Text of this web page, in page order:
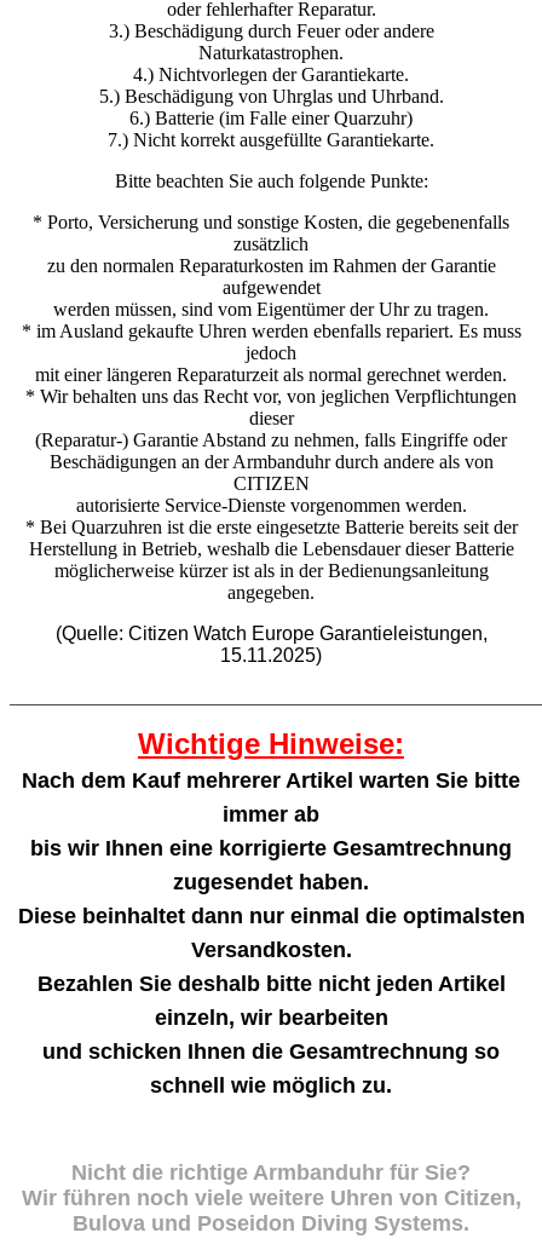
oder fehlerhafter Reparatur.
3.) Beschädigung durch Feuer oder andere
Naturkatastrophen.
4.) Nichtvorlegen der Garantiekarte.
5.) Beschädigung von Uhrglas und Uhrband.
6.) Batterie (im Falle einer Quarzuhr)
7.) Nicht korrekt ausgefüllte Garantiekarte.
Bitte beachten Sie auch folgende Punkte:
* Porto, Versicherung und sonstige Kosten, die gegebenenfalls
zusätzlich
zu den normalen Reparaturkosten im Rahmen der Garantie
aufgewendet
werden müssen, sind vom Eigentümer der Uhr zu tragen.
* im Ausland gekaufte Uhren werden ebenfalls repariert. Es muss
jedoch
mit einer längeren Reparaturzeit als normal gerechnet werden.
* Wir behalten uns das Recht vor, von jeglichen Verpflichtungen
dieser
(Reparatur-) Garantie Abstand zu nehmen, falls Eingriffe oder
Beschädigungen an der Armbanduhr durch andere als von
CITIZEN
autorisierte Service-Dienste vorgenommen werden.
* Bei Quarzuhren ist die erste eingesetzte Batterie bereits seit der
Herstellung in Betrieb, weshalb die Lebensdauer dieser Batterie
möglicherweise kürzer ist als in der Bedienungsanleitung
angegeben.
(Quelle: Citizen Watch Europe Garantieleistungen,
15.11.2025)
Wichtige Hinweise:
Nach dem Kauf mehrerer Artikel warten Sie bitte
immer ab
bis wir Ihnen eine korrigierte Gesamtrechnung
zugesendet haben.
Diese beinhaltet dann nur einmal die optimalsten
Versandkosten.
Bezahlen Sie deshalb bitte nicht jeden Artikel
einzeln, wir bearbeiten
und schicken Ihnen die Gesamtrechnung so
schnell wie möglich zu.
Nicht die richtige Armbanduhr für Sie?
Wir führen noch viele weitere Uhren von Citizen,
Bulova und Poseidon Diving Systems.